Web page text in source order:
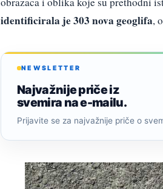
identificirala je 303 nova geoglifa,
NEWSLETTER
Najvažnije priče iz
svemira na e-mailu.
Prijavite se za najvažnije priče o